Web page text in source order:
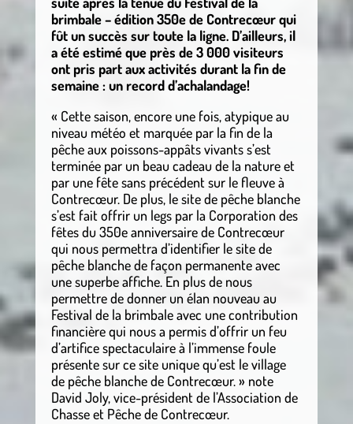
brimbale – édition 350e de Contrecœur qui
fût un succès sur toute la ligne. D’ailleurs, il
a été estimé que près de 3 000 visiteurs
ont pris part aux activités durant la fin de
semaine : un record d’achalandage!
« Cette saison, encore une fois, atypique au
niveau météo et marquée par la fin de la
pêche aux poissons-appâts vivants s’est
terminée par un beau cadeau de la nature et
par une fête sans précédent sur le fleuve à
Contrecœur. De plus, le site de pêche blanche
s’est fait offrir un legs par la Corporation des
fêtes du 350e anniversaire de Contrecœur
qui nous permettra d’identifier le site de
pêche blanche de façon permanente avec
une superbe affiche. En plus de nous
permettre de donner un élan nouveau au
Festival de la brimbale avec une contribution
financière qui nous a permis d’offrir un feu
d’artifice spectaculaire à l’immense foule
présente sur ce site unique qu’est le village
de pêche blanche de Contrecœur. » note
David Joly, vice-président de l’Association de
Chasse et Pêche de Contrecœur.